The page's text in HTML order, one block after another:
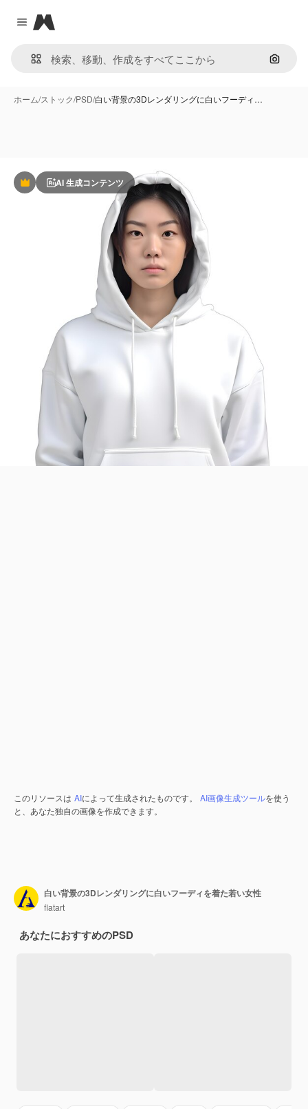
Close menu
Magnific
画像で
ホーム/ストック/PSD/白い背景の3Dレンダリングに白いフーディ…
PremiumAI 生成コンテンツ
このリソースは AIによって生成されたものです。 AI画像生成ツールを使う
と、あなた独自の画像を作成できます。
白い背景の3Dレンダリングに白いフーディを着た若い女性
flatart
あなたにおすすめのPSD